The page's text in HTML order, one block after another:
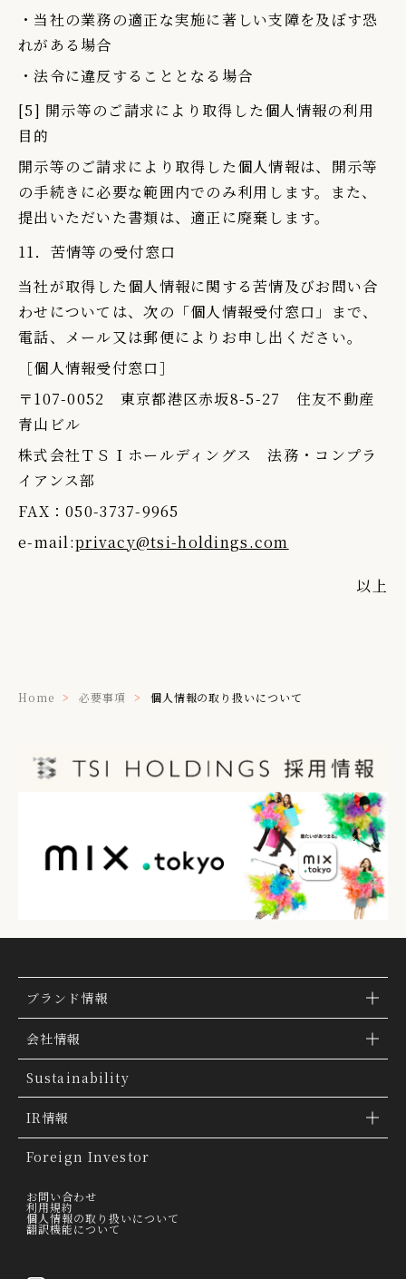
・当社の業務の適正な実施に著しい支障を及ぼす恐
れがある場合
・法令に違反することとなる場合
[5] 開示等のご請求により取得した個人情報の利用
目的
開示等のご請求により取得した個人情報は、開示等
の手続きに必要な範囲内でのみ利用します。また、
提出いただいた書類は、適正に廃棄します。
11．苦情等の受付窓口
当社が取得した個人情報に関する苦情及びお問い合
わせについては、次の「個人情報受付窓口」まで、
電話、メール又は郵便によりお申し出ください。
［個人情報受付窓口］
〒107-0052 東京都港区赤坂8-5-27 住友不動産
青山ビル
株式会社ＴＳＩホールディングス 法務・コンプラ
イアンス部
FAX：050-3737-9965
e-mail:privacy@tsi-holdings.com
以上
Home 必要事項 個人情報の取り扱いについて
ブランド情報
ブランド検索
ブランドトピックス
「ファッションの力を信じよう」
THE MOVIE
会社情報
TSI トピックス
会社概要
会社沿革
グループ会社
経営理念
Sustainability
IR情報
IR情報
IR トピックス
IRライブラリー
Foreign Investor
お問い合わせ
利用規約
個人情報の取り扱いについて
翻訳機能について